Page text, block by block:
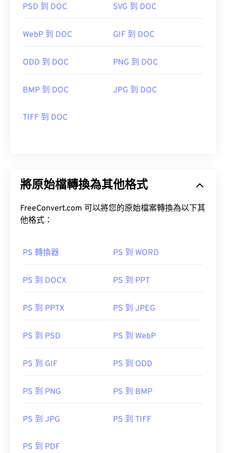
PSD 到 DOC SVG 到 DOC
WebP 到 DOC GIF 到 DOC
ODD 到 DOC PNG 到 DOC
BMP 到 DOC JPG 到 DOC
TIFF 到 DOC
將原始檔轉換為其他格式
FreeConvert.com 可以將您的原始檔案轉換為以下其
他格式：
PS 轉換器 PS 到 WORD
PS 到 DOCX PS 到 PPT
PS 到 PPTX PS 到 JPEG
PS 到 PSD PS 到 WebP
PS 到 GIF PS 到 ODD
PS 到 PNG PS 到 BMP
PS 到 JPG PS 到 TIFF
PS 到 PDF